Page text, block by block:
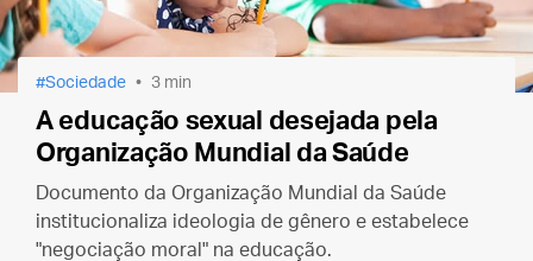
Sociedade 3 min
A educação sexual desejada pela
Organização Mundial da Saúde
Documento da Organização Mundial da Saúde
institucionaliza ideologia de gênero e estabelece
"negociação moral" na educação.